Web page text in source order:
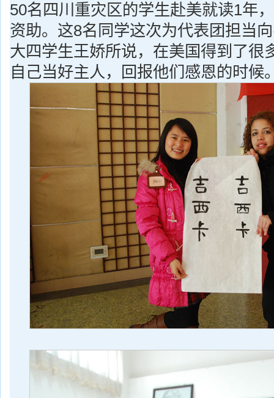
50名四川重灾区的学生赴美就读1年
资助。这8名同学这次为代表团担当
大四学生王娇所说，在美国得到了很
自己当好主人，回报他们感恩的时候